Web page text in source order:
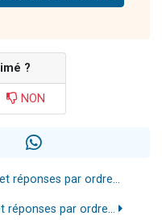
?
NON
réponses par ordre...
réponses par ordre...